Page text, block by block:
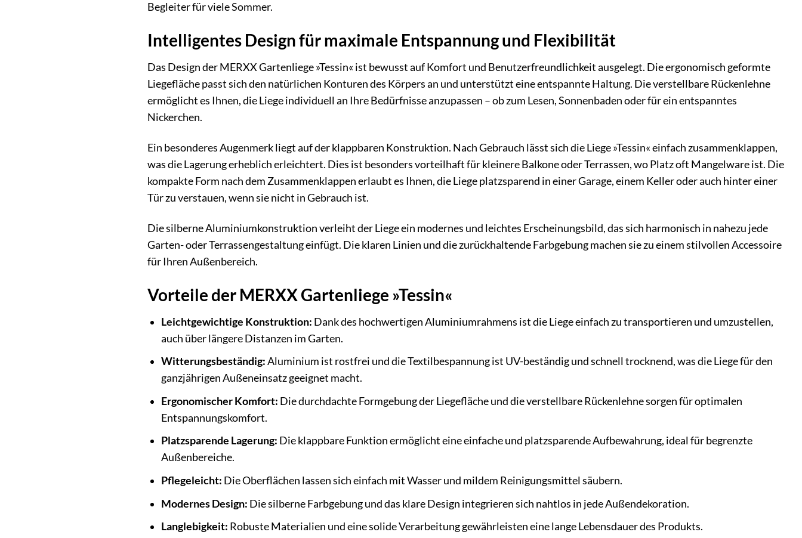
Begleiter für viele Sommer.
Intelligentes Design für maximale Entspannung und Flexibilität
Das Design der MERXX Gartenliege »Tessin« ist bewusst auf Komfort und Benutzerfreundlichkeit ausgelegt. Die ergonomisch geformte
Liegefläche passt sich den natürlichen Konturen des Körpers an und unterstützt eine entspannte Haltung. Die verstellbare Rückenlehne
ermöglicht es Ihnen, die Liege individuell an Ihre Bedürfnisse anzupassen – ob zum Lesen, Sonnenbaden oder für ein entspanntes
Nickerchen.
Ein besonderes Augenmerk liegt auf der klappbaren Konstruktion. Nach Gebrauch lässt sich die Liege »Tessin« einfach zusammenklappen,
was die Lagerung erheblich erleichtert. Dies ist besonders vorteilhaft für kleinere Balkone oder Terrassen, wo Platz oft Mangelware ist. Die
kompakte Form nach dem Zusammenklappen erlaubt es Ihnen, die Liege platzsparend in einer Garage, einem Keller oder auch hinter einer
Tür zu verstauen, wenn sie nicht in Gebrauch ist.
Die silberne Aluminiumkonstruktion verleiht der Liege ein modernes und leichtes Erscheinungsbild, das sich harmonisch in nahezu jede
Garten- oder Terrassengestaltung einfügt. Die klaren Linien und die zurückhaltende Farbgebung machen sie zu einem stilvollen Accessoire
für Ihren Außenbereich.
Vorteile der MERXX Gartenliege »Tessin«
Leichtgewichtige Konstruktion: Dank des hochwertigen Aluminiumrahmens ist die Liege einfach zu transportieren und umzustellen,
auch über längere Distanzen im Garten.
Witterungsbeständig:Aluminium ist rostfrei und die Textilbespannung ist UV-beständig und schnell trocknend, was die Liege für den
ganzjährigen Außeneinsatz geeignet macht.
Ergonomischer Komfort: Die durchdachte Formgebung der Liegefläche und die verstellbare Rückenlehne sorgen für optimalen
Entspannungskomfort.
Platzsparende Lagerung: Die klappbare Funktion ermöglicht eine einfache und platzsparende Aufbewahrung, ideal für begrenzte
Außenbereiche.
Pflegeleicht: Die Oberflächen lassen sich einfach mit Wasser und mildem Reinigungsmittel säubern.
Modernes Design: Die silberne Farbgebung und das klare Design integrieren sich nahtlos in jede Außendekoration.
Langlebigkeit: Robuste Materialien und eine solide Verarbeitung gewährleisten eine lange Lebensdauer des Produkts.